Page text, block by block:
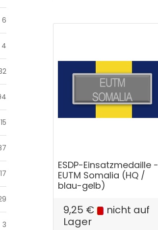
6
4
15
17
3
ESDP-Einsatzmedaille -
EUTM Somalia (HQ /
blau-gelb)
9,25 €
nicht auf
Lager